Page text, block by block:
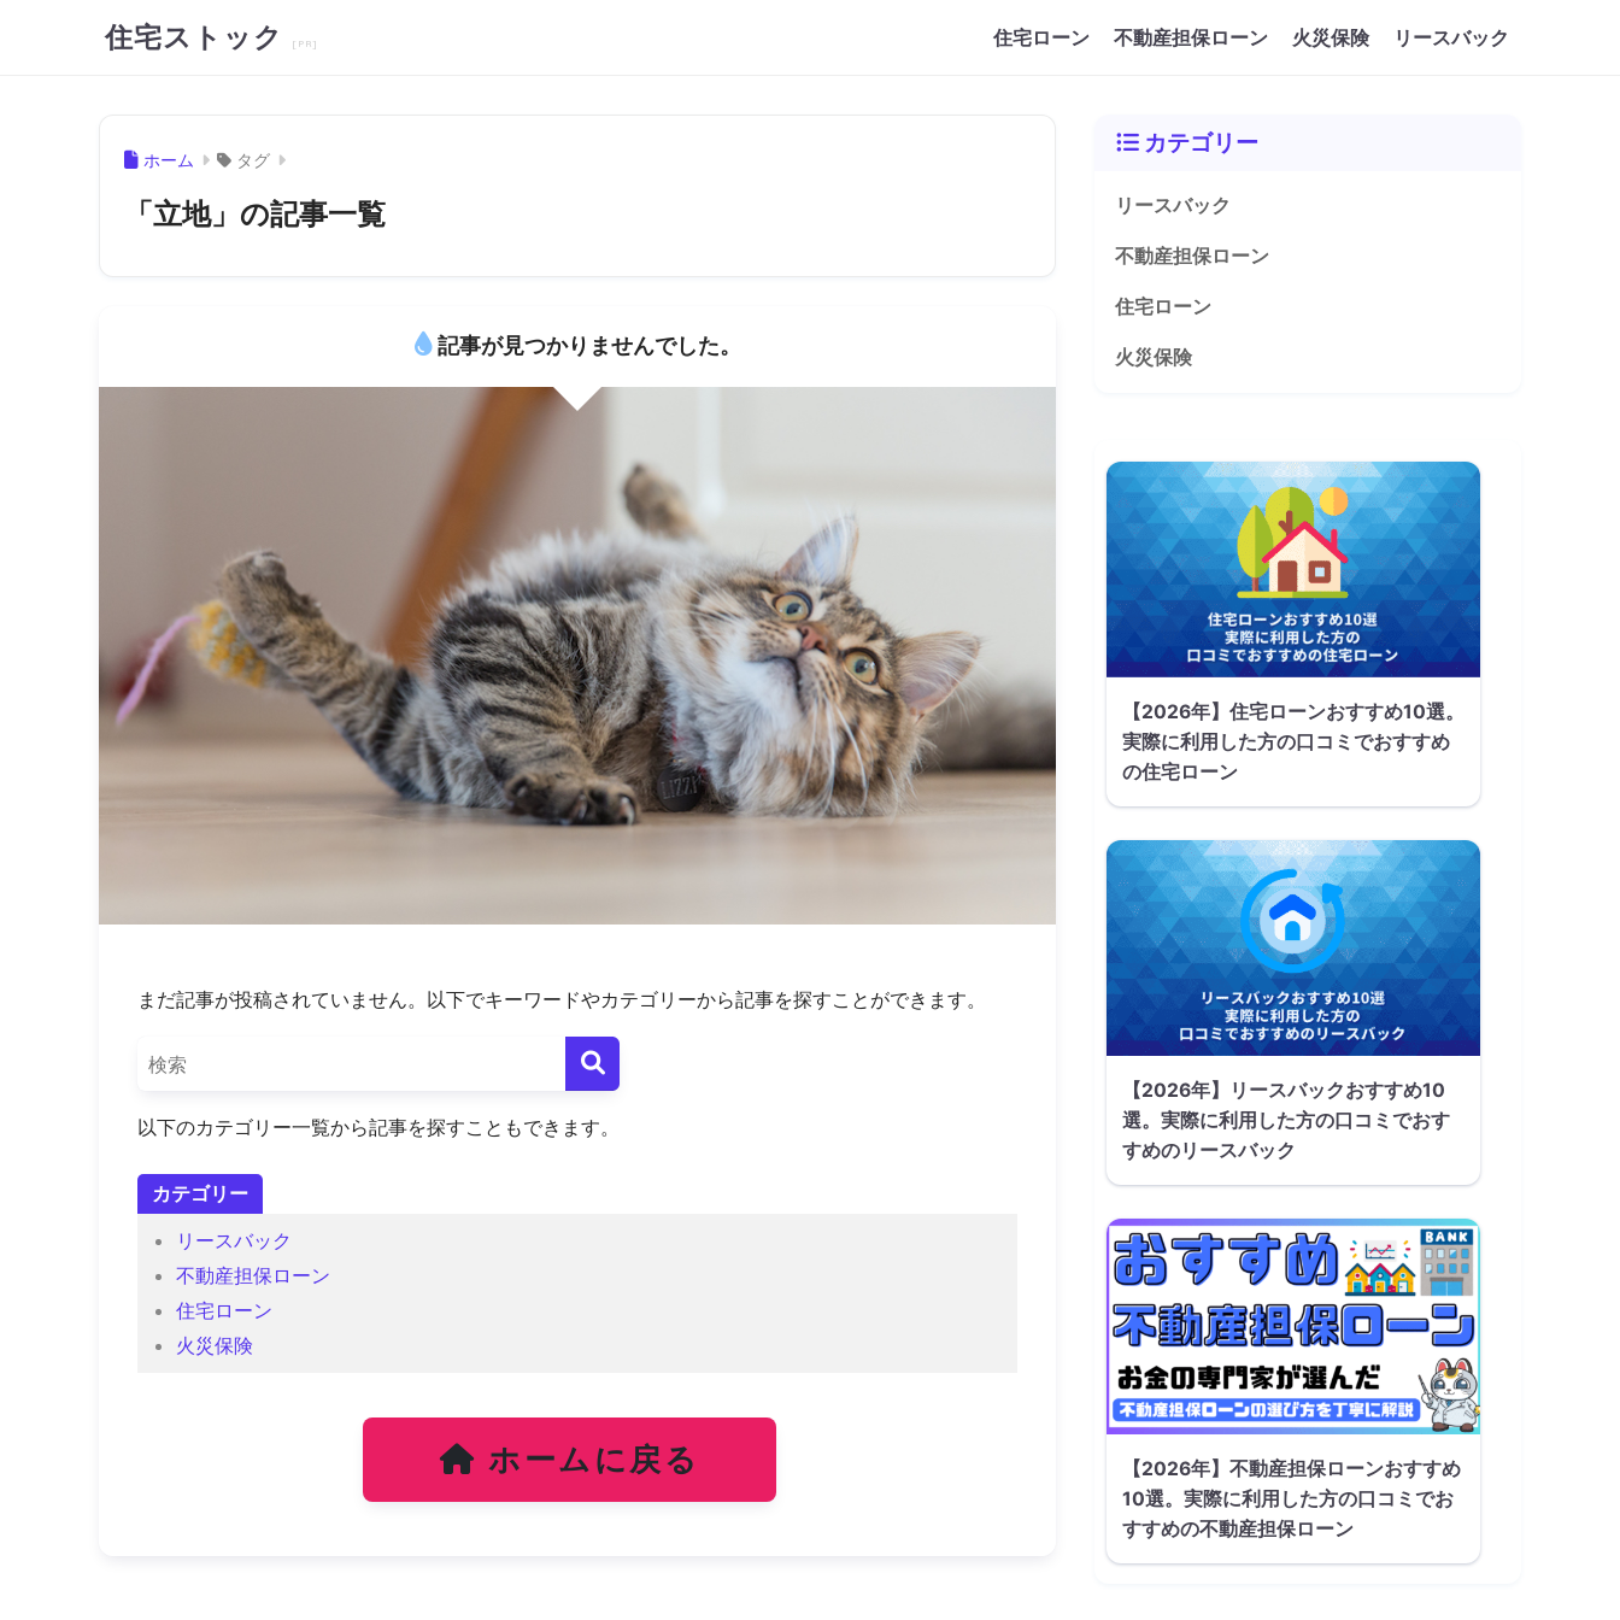
住宅ストック 住宅ローン 不動産担保ローン 火災保険 リースバック
ホーム タグ
「立地」の記事一覧
記事が見つかりませんでした。
まだ記事が投稿されていません。以下でキーワードやカテゴリーから記事を探すことができます。
以下のカテゴリー一覧から記事を探すこともできます。
カテゴリー
リースバック
不動産担保ローン
住宅ローン
火災保険
ホームに戻る
カテゴリー
リースバック
不動産担保ローン
住宅ローン
火災保険
【2026年】住宅ローンおすすめ10選。
実際に利用した方の口コミでおすすめ
の住宅ローン
【2026年】リースバックおすすめ10
選。実際に利用した方の口コミでおす
すめのリースバック
【2026年】不動産担保ローンおすすめ
10選。実際に利用した方の口コミでお
すすめの不動産担保ローン